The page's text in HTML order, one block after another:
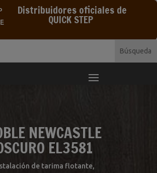
Distribuidores oficiales de
QUICK STEP
NEWCASTLE
EL3581
de tarima flotante,